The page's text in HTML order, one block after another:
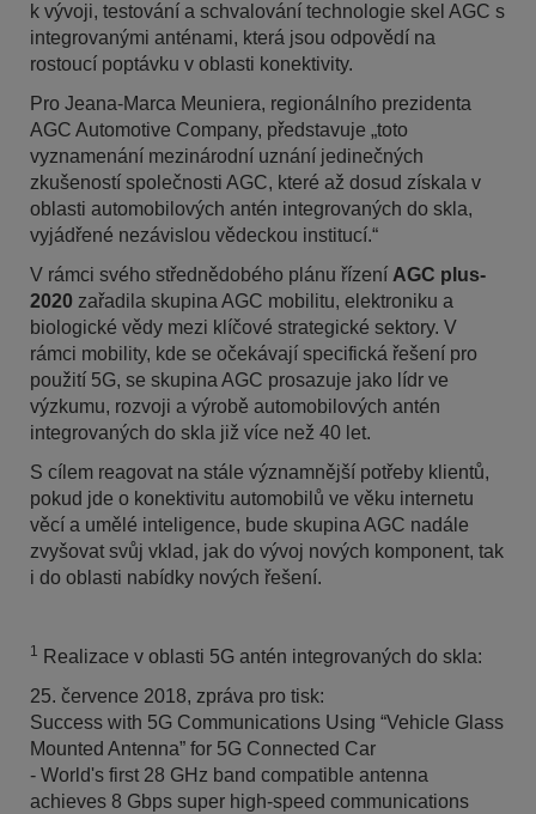
k vývoji, testování a schvalování technologie skel AGC s
integrovanými anténami, která jsou odpovědí na
rostoucí poptávku v oblasti konektivity.
Pro Jeana-Marca Meuniera, regionálního prezidenta
AGC Automotive Company, představuje „toto
vyznamenání mezinárodní uznání jedinečných
zkušeností společnosti AGC, které až dosud získala v
oblasti automobilových antén integrovaných do skla,
vyjádřené nezávislou vědeckou institucí.“
V rámci svého střednědobého plánu řízení AGC plus-
2020 zařadila skupina AGC mobilitu, elektroniku a
biologické vědy mezi klíčové strategické sektory. V
rámci mobility, kde se očekávají specifická řešení pro
použití 5G, se skupina AGC prosazuje jako lídr ve
výzkumu, rozvoji a výrobě automobilových antén
integrovaných do skla již více než 40 let.
S cílem reagovat na stále významnější potřeby klientů,
pokud jde o konektivitu automobilů ve věku internetu
věcí a umělé inteligence, bude skupina AGC nadále
zvyšovat svůj vklad, jak do vývoj nových komponent, tak
i do oblasti nabídky nových řešení.
1 Realizace v oblasti 5G antén integrovaných do skla:
25. července 2018, zpráva pro tisk:
Success with 5G Communications Using “Vehicle Glass
Mounted Antenna” for 5G Connected Car
- World's first 28 GHz band compatible antenna
achieves 8 Gbps super high-speed communications